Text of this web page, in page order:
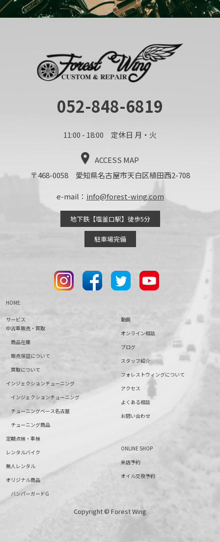
052-848-6819
11:00 - 18:00 定休日 月・火
ACCESS MAP
〒468-0058 愛知県名古屋市天白区植田西2-708
e-mail： info@forest-wing.com
地下鉄【塩釜口駅】徒歩5分
駐車場完備
HOME
サービス
中古車販売・買取
商品在庫
販売保証について
買取について
インジェクションチューニング
インジェクションチューニング
チューニングベース名古屋
チューニング商品
定期点検・車検
レンタルバイク
無人レンタル
オリジナル商品
バンパーガードG
動画
オンライン相談
ブログ
スタッフ紹介
フォレストウィングについて
アクセス
よくある相談
お問い合わせ
ONLINE SHOP
来店予約
オイル交換予約
Copyright © Forest Wing